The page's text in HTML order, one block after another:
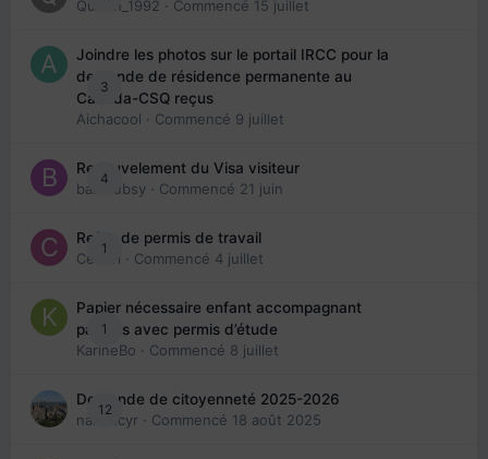
Queen_1992 · Commencé 15 juillet
3
Joindre les photos sur le portail IRCC pour la
demande de résidence permanente au
Canada-CSQ reçus
Aichacool · Commencé 9 juillet
4
Renouvelement du Visa visiteur
babibubsy · Commencé 21 juin
1
Refus de permis de travail
Cedbri · Commencé 4 juillet
1
Papier nécessaire enfant accompagnant
parents avec permis d’étude
KarineBo · Commencé 8 juillet
12
Demande de citoyenneté 2025-2026
nanancyr · Commencé 18 août 2025